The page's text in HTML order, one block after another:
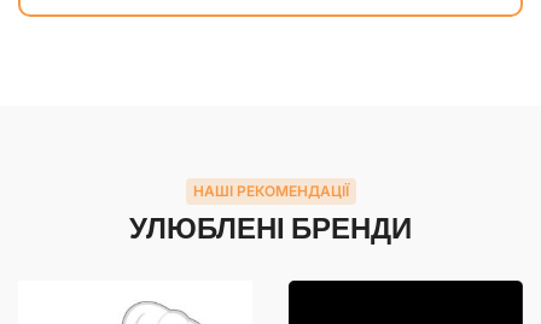
НАШІ РЕКОМЕНДАЦІЇ
УЛЮБЛЕНІ БРЕНДИ